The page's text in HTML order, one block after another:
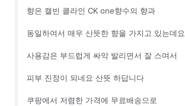
향은 캘빈 클라인 CK one향수의 향과
동일하여서 매우 산뜻한 향을 가지고 있는데요
사용감은 부드럽게 싸악 발리면서 잘 스며서
피부 진정이 되네요 산뜻 하답니다
쿠팡에서 저렴한 가격에 무료배송으로